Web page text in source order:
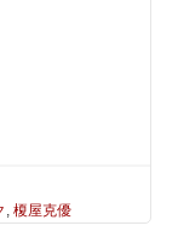
,榎屋克優